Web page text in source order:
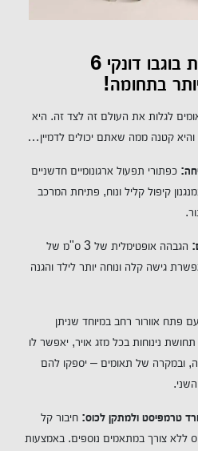
עגלת תינוק מודולרית בוגבו דונקי 6
בתחומה!
לתאומים לגלות את העולם זה לצד זה. היא
והיא קטנה ממה שאתם יכולים לדמיין…
כפתורי תפעול ארגונומיים חדשניים
קיפול קליל ונוח, פתיחת המרכב
הגבהה אופטימלית של 3 ס"מ של
גישה קלה ונוחה יותר לילד והגנה
פתח אוורור רחב במיוחד שניתן
נינוחות בכל מזג אויר, יאפשר לו
ובמקרה של תאומים – יספקו להם
טרמפיסט ולמתקן לכוס: חיבור קל
ללא צורך במתאמים נוספים. באמצעות